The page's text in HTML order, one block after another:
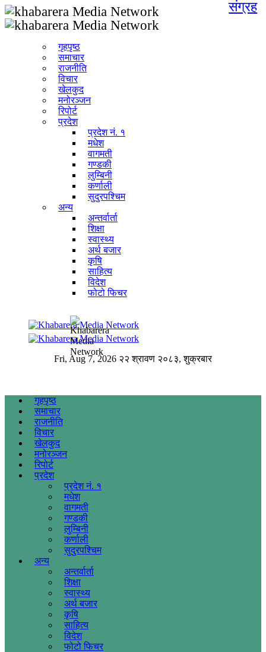
गृहपृष्ठ
समाचार
राजनीति
विचार
खेलकुद
मनोरञ्जन
रिपोर्ट
प्रदेश
प्रदेश नं. १
मधेश
वागमती
गण्डकी
लुम्बिनी
कर्णाली
सुदुरपश्चिम
अन्य
अन्तर्वार्ता
शिक्षा
स्वास्थ्य
अर्थ बजार
कृषि
साहित्य
विदेश
फोटो फिचर
Fri, Aug 7, 2026 २२ श्रावण २०८३, शुक्रबार
गृहपृष्ठ
समाचार
राजनीति
विचार
खेलकुद
मनोरञ्जन
रिपोर्ट
प्रदेश
प्रदेश नं. १
मधेश
वागमती
गण्डकी
लुम्बिनी
कर्णाली
सुदुरपश्चिम
अन्य
अन्तर्वार्ता
शिक्षा
स्वास्थ्य
अर्थ बजार
कृषि
साहित्य
विदेश
फोटो फिचर
संग्रह